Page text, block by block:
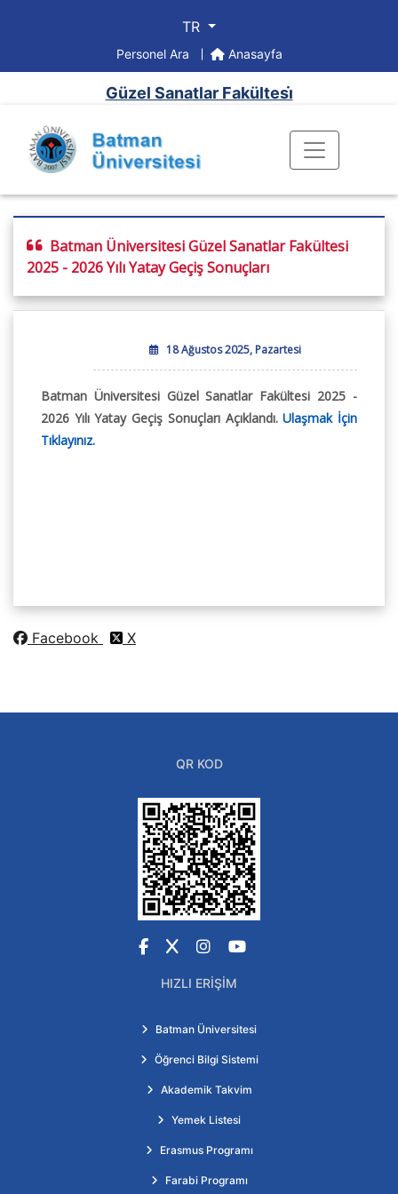
TR
Personel Ara Anasayfa
Güzel Sanatlar Fakültesi̇
Batman Üniversitesi Güzel Sanatlar Fakültesi
2025 - 2026 Yılı Yatay Geçiş Sonuçları
18 Ağustos 2025, Pazartesi
Batman Üniversitesi Güzel Sanatlar Fakültesi 2025 -
2026 Yılı Yatay Geçiş Sonuçları Açıklandı.Ulaşmak İçin
Tıklayınız.
Facebook X
QR KOD
Facebook
X Instagram
YouTube
HIZLI ERIŞIM
Batman Üniversitesi
Öğrenci Bilgi Sistemi
Akademik Takvim
Yemek Listesi
Erasmus Programı
Farabi Programı